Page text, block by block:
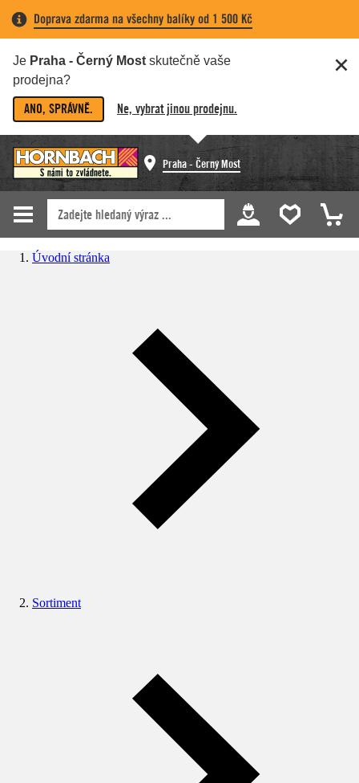
Doprava zdarma na všechny balíky od 1 500 Kč
Je Praha - Černý Most skutečně vaše
prodejna?
ANO, SPRÁVNĚ. Ne, vybrat jinou prodejnu.
Praha - Černý Most
Úvodní stránka
Sortiment